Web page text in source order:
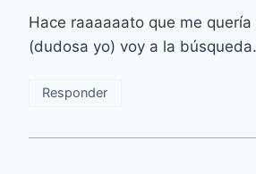
Hace raaaaaato que me quería
(dudosa yo) voy a la
Responder